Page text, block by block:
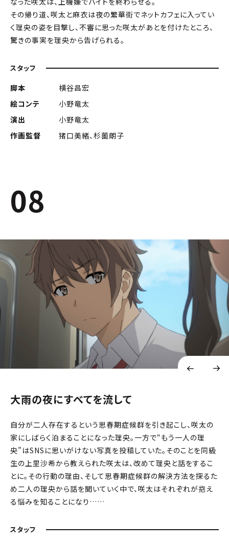
その帰り道、咲太と麻衣は夜の繁華街でネットカフェに入ってい
く理央の姿を目撃し、不審に思った咲太があとを付けたところ、
驚きの事実を理央から告げられる。
スタッフ
脚本
横谷昌宏
絵コンテ
小野竜太
演出
小野竜太
作画監督
猪口美緒、杉薗朗子
08
大雨の夜にすべてを流して
自分が二人存在するという思春期症候群を引き起こし、咲太の
家にしばらく泊まることになった理央。一方で“もう一人の理
央”はSNSに思いがけない写真を投稿していた。そのことを同級
生の上里沙希から教えられた咲太は、改めて理央と話をするこ
とに。その行動の理由、そして思春期症候群の解決方法を探るた
め二人の理央から話を聞いていく中で、咲太はそれぞれが抱え
る悩みを知ることになり……
スタッフ